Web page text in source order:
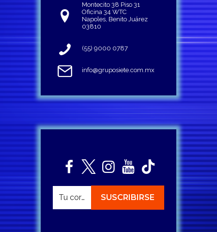
Montecito 38 Piso 31
Oficina 34 WTC
Napoles, Benito Juárez
03810
(55) 9000 0787
info@gruposiete.com.mx